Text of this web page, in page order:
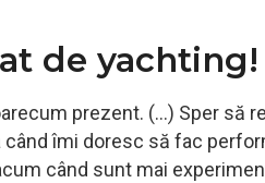
de yachting!
prezent. (…) Sper să
îmi doresc să fac
când sunt mai